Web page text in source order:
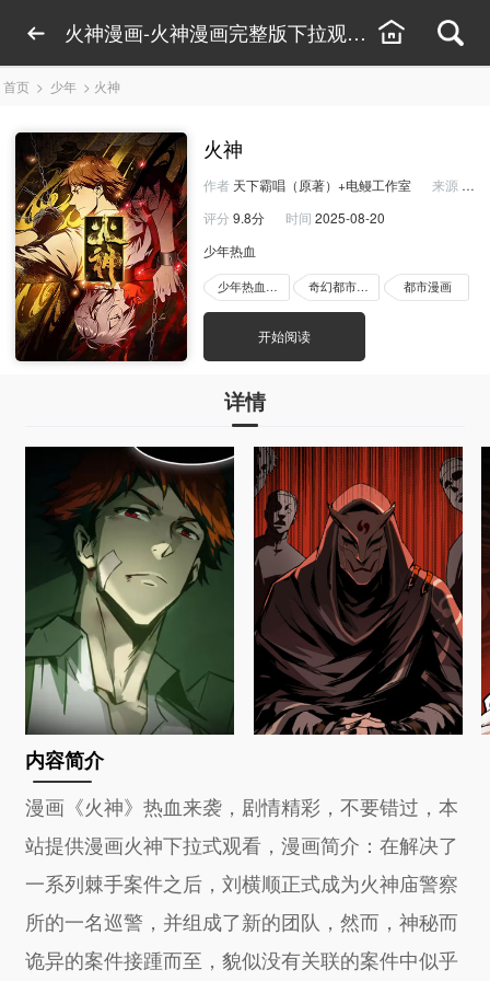
火神漫画-火神漫画完整版下拉观看-火神漫画免
首页 > 少年 > 火神
火神
作者 天下霸唱（原著）+电鳗工作室 来源 快看
评分 9.8分 时间 2025-08-20
少年热血
少年热血漫画 奇幻都市漫画 都市漫画
开始阅读
详情
内容简介
漫画《火神》热血来袭，剧情精彩，不要错过，本
站提供漫画火神下拉式观看，漫画简介：在解决了
一系列棘手案件之后，刘横顺正式成为火神庙警察
所的一名巡警，并组成了新的团队，然而，神秘而
诡异的案件接踵而至，貌似没有关联的案件中似乎